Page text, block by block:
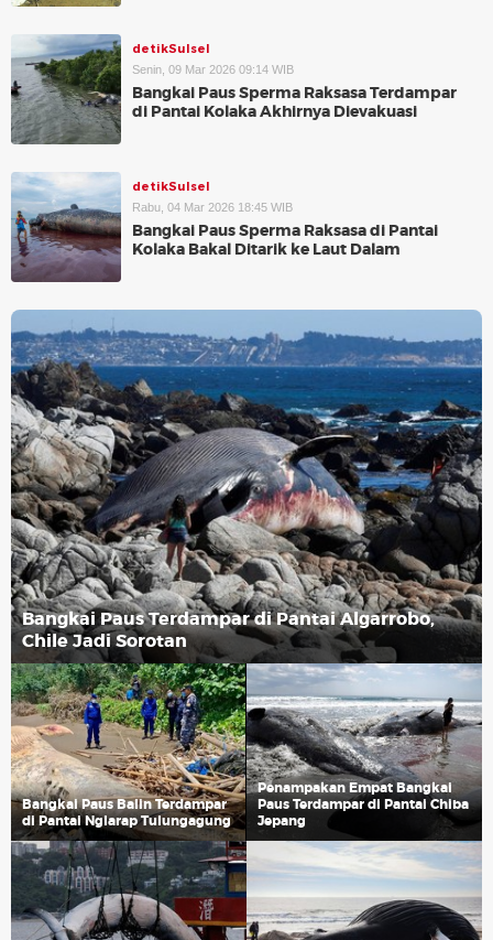
detikSulsel
Senin, 09 Mar 2026 09:14 WIB
Bangkai Paus Sperma Raksasa Terdampar
di Pantai Kolaka Akhirnya Dievakuasi
detikSulsel
Rabu, 04 Mar 2026 18:45 WIB
Bangkai Paus Sperma Raksasa di Pantai
Kolaka Bakal Ditarik ke Laut Dalam
Bangkai Paus Terdampar di Pantai Algarrobo,
Chile Jadi Sorotan
Bangkai Paus Balin Terdampar
di Pantai Nglarap Tulungagung
Penampakan Empat Bangkai
Paus Terdampar di Pantai Chiba
Jepang